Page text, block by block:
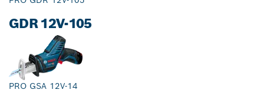
GDR 12V-105
PRO GSA 12V-14